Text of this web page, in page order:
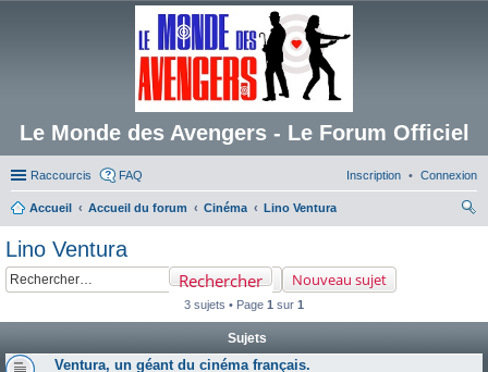
Le Monde des Avengers - Le Forum Officiel
Raccourcis FAQ Connexion
Inscription
Accueil Accueil du forum Cinéma
Lino Ventura
Lino Ventura
Nouveau sujet
Rechercher
3 sujets • Page 1 sur 1
Sujets
Ventura, un géant du cinéma français.